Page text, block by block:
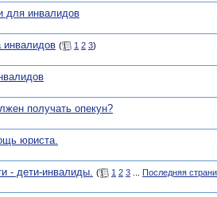
для инвалидов
инвалидов ( 1 2 3)
получать опекун?
юриста.
- дети-инвалиды. ( 1 2 3
Последняя